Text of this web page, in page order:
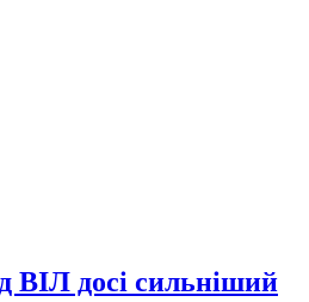
ВІЛ досі сильніший